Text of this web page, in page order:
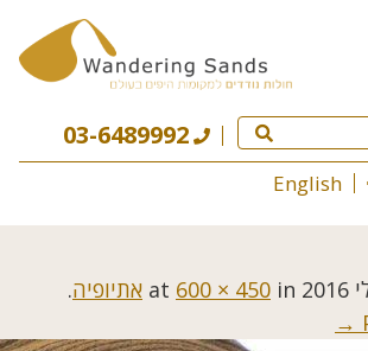
03-6489992
English
600 × 450 in אתיופיה.